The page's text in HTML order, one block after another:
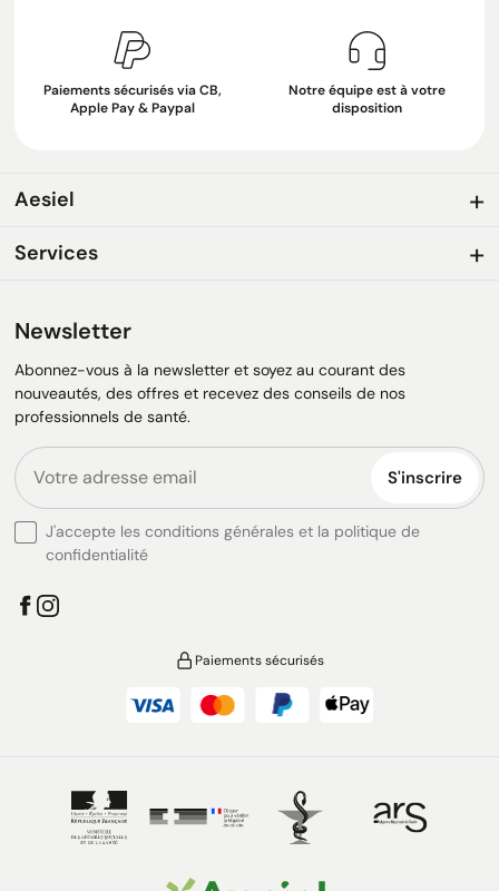
Paiements sécurisés via CB,
Apple Pay & Paypal
Notre équipe est à votre
disposition
Aesiel
Services
Newsletter
Abonnez-vous à la newsletter et soyez au courant des
nouveautés, des offres et recevez des conseils de nos
professionnels de santé.
S'inscrire
J'accepte les conditions générales et la politique de
confidentialité
Paiements sécurisés